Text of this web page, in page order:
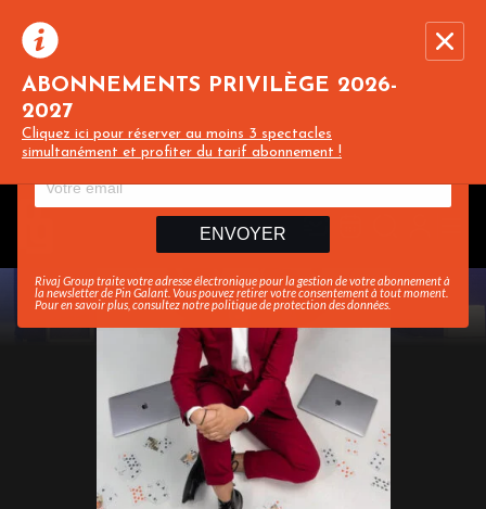
ABONNEMENTS PRIVILÈGE 2026-
2027
Cliquez ici pour réserver au moins 3 spectacles
simultanément et profiter du tarif abonnement !
Recevez toute l’actualité en vous abonnant à
notre newsletter :
ENVOYER
Rivaj Group traite votre adresse électronique pour la gestion de votre abonnement à
la newsletter dePin Galant . Vous pouvez retirer votre consentement à tout moment.
Pour en savoir plus, consultez notrepolitique de protection des données